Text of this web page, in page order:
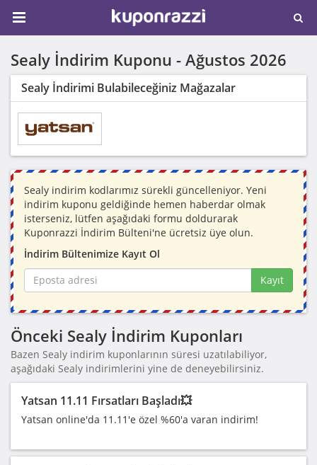
Sealy İndirim Kuponu - Ağustos 2026
Sealy İndirimi Bulabileceğiniz Mağazalar
Sealy indirim kodlarımız sürekli güncelleniyor. Yeni
indirim kuponu geldiğinde hemen haberdar olmak
isterseniz, lütfen aşağıdaki formu doldurarak
Kuponrazzi İndirim Bülteni'ne ücretsiz üye olun.
İndirim Bültenimize Kayıt Ol
Kayıt
Önceki Sealy İndirim Kuponları
Bazen Sealy indirim kuponlarının süresi uzatılabiliyor,
aşağıdaki Sealy indirimlerini yine de deneyebilirsiniz.
Yatsan 11.11 Fırsatları Başladı💥
Yatsan online'da 11.11'e özel %60'a varan indirim!